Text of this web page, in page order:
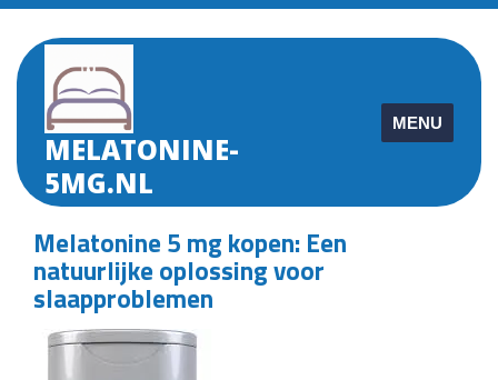
Skip
content
MELATONINE-
5MG.NL
MENU
Melatonine 5 mg kopen: Een
natuurlijke oplossing voor
slaapproblemen